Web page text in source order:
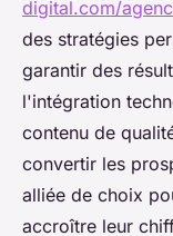
digital.com/
des stratégies
garantir des
l'intégration
contenu de
convertir les
alliée de choix
accroître leur